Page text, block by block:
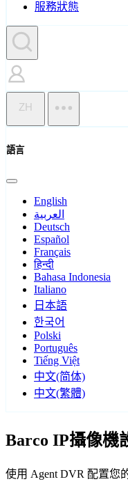
服務狀態
ZH
語言
English
العربية
Deutsch
Español
Français
हिन्दी
Bahasa Indonesia
Italiano
日本語
한국어
Polski
Português
Tiếng Việt
中文(简体)
中文(繁體)
Barco IP攝像機
使用 Agent DVR 配置您